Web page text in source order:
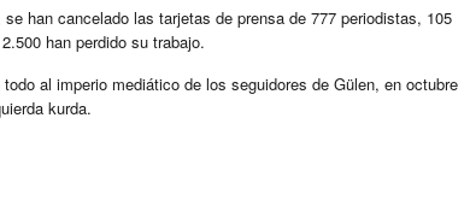
han cancelado las tarjetas de prensa de 777 periodistas, 105
han perdido su trabajo.
al imperio mediático de los seguidores de Gülen, en octubre
kurda.